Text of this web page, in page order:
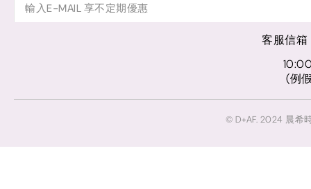
客服信箱
(例
© D+AF. 2024 晨希